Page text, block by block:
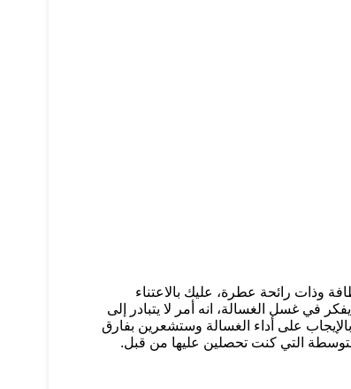
وذات رائحة عطرة، عليك بالاعتناء
في غسل الغسالة، انه أمر لا يتبادر إلى
على أداء الغسالة وستشعرين بفارق
التي كنت تحصلين عليها من قبل.